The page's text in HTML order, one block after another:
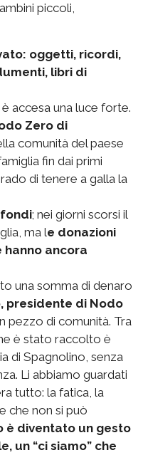
piccoli,
oggetti, ricordi,
libri di
accesa una luce forte.
Zero di
comunità del paese
fin dai primi
di tenere a galla la
; nei giorni scorsi il
ma le donazioni
ancora
una somma di denaro
presidente di Nodo
pezzo di comunità. Tra
è stato raccolto è
di Spagnolino, senza
Li abbiamo guardati
tutto: la fatica, la
che non si può
è diventato un gesto
un “ci siamo” che